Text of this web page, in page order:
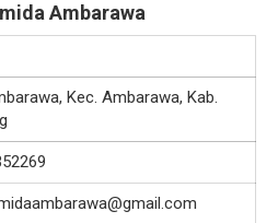
Ambarawa
Kec. Ambarawa, Kab.